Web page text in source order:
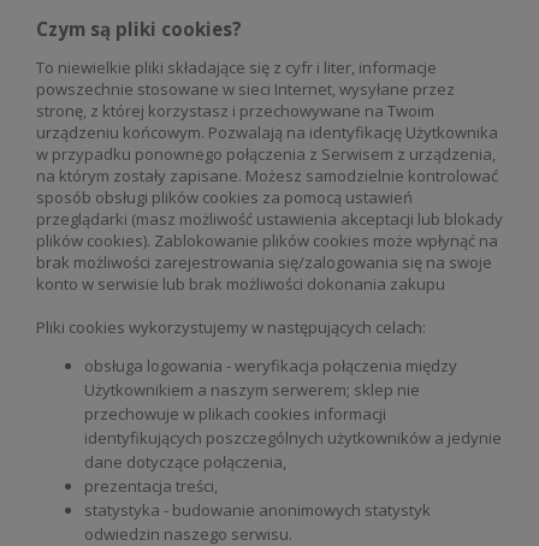
Czym są pliki cookies?
To niewielkie pliki składające się z cyfr i liter, informacje
powszechnie stosowane w sieci Internet, wysyłane przez
stronę, z której korzystasz i przechowywane na Twoim
urządzeniu końcowym. Pozwalają na identyfikację Użytkownika
w przypadku ponownego połączenia z Serwisem z urządzenia,
na którym zostały zapisane. Możesz samodzielnie kontrolować
sposób obsługi plików cookies za pomocą ustawień
przeglądarki (masz możliwość ustawienia akceptacji lub blokady
plików cookies). Zablokowanie plików cookies może wpłynąć na
brak możliwości zarejestrowania się/zalogowania się na swoje
konto w serwisie lub brak możliwości dokonania zakupu
Pliki cookies wykorzystujemy w następujących celach:
obsługa logowania - weryfikacja połączenia między
Użytkownikiem a naszym serwerem; sklep nie
przechowuje w plikach cookies informacji
identyfikujących poszczególnych użytkowników a jedynie
dane dotyczące połączenia,
prezentacja treści,
statystyka - budowanie anonimowych statystyk
odwiedzin naszego serwisu.